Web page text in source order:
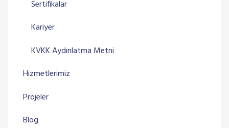
Sertifikalar
Kariyer
KVKK Aydınlatma Metni
Hizmetlerimiz
Projeler
Blog